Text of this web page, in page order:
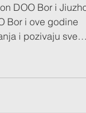
Bor i Jiuzhou
i pozivaju sve